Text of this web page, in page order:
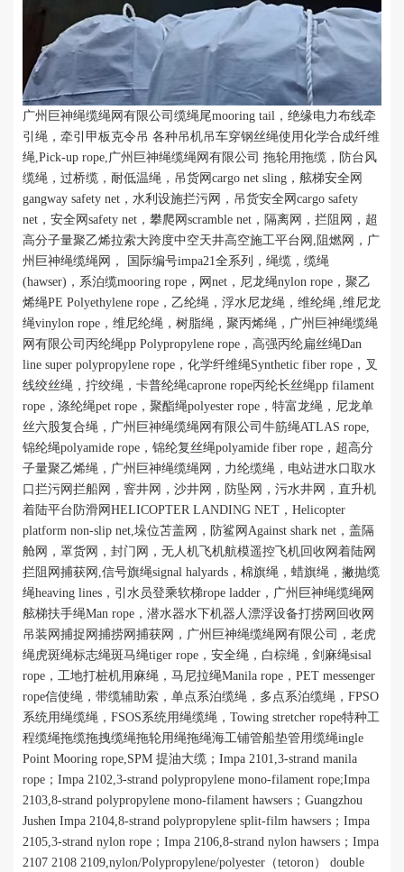
广州巨神绳缆绳网有限公司缆绳尾mooring tail ，绝缘电力布线牵
引绳，牵引甲板克令吊 各种吊机吊车穿钢丝绳使用化学合成纤维
绳 ,Pick-up rope, 广州巨神绳缆绳网有限公司 拖轮用拖缆，防台风
缆绳，过桥缆，耐低温绳，吊货网 cargo net sling ，舷梯安全网
gangway safety net ，水利设施拦污网，吊货安全网 cargo safety
net ，安全网 safety net ，攀爬网 scramble net ，隔离网，拦阻网，超
高分子量聚乙烯拉索大跨度中空天井高空施工平台网 阻燃网，广
州巨神绳缆绳网， 国际编号impa21全系列，绳缆，缆绳
(hawser) ，系泊缆mooring rope ，网 net ，尼龙绳nylon rope ，聚乙
烯绳PE Polyethylene rope ，乙纶绳，浮水尼龙绳，维纶绳 维尼龙
绳vinylon rope ，维尼纶绳，树脂绳，聚丙烯绳，广州巨神绳缆绳
网有限公司丙纶绳pp Polypropylene rope ，高强丙纶扁丝绳Dan
line super polypropylene rope ，化学纤维绳Synthetic fiber rope ，叉
线绞丝绳，拧绞绳，卡普纶绳caprone rope丙纶长丝绳pp filament
rope ，涤纶绳pet rope ，聚酯绳polyester rope ，特富龙绳，尼龙单
丝六股复合绳，广州巨神绳缆绳网有限公司牛筋绳ATLAS rope,
锦纶绳polyamide rope ，锦纶复丝绳polyamide fiber rope ，超高分
子量聚乙烯绳，广州巨神绳缆绳网，力纶缆绳，电站进水口取水
口拦污网拦船网，窨井网，沙井网，防坠网，污水井网，直升机
着陆平台防滑网 HELICOPTER LANDING NET ， Helicopter
platform non-slip net ,垛位苫盖网，防鲨网 Against shark net ， 盖隔
舱网，罩货网，封门网， 无人机飞机航模遥控飞机回收网着陆网
拦阻网捕获网, 信号旗绳signal halyards，棉旗绳，蜡旗绳，撇抛缆
绳heaving lines ，引水员登乘软梯rope ladder ，广州巨神绳缆绳网
舷梯扶手绳Man rope ，潜水器水下机器人漂浮设备打捞网回收网
吊装网捕捉网捕捞网捕获网，广州巨神绳缆绳网有限公司，老虎
绳虎斑绳标志绳斑马绳tiger rope ，安全绳，白棕绳，剑麻绳sisal
rope ，工地打桩机用麻绳，马尼拉绳Manila rope ， PET messenger
rope信使绳，带缆辅助索，单点系泊缆绳，多点系泊缆绳， FPSO
系统用绳缆绳， FSOS 系统用绳缆绳，Towing stretcher rope特种工
程缆绳拖缆拖拽缆绳拖轮用绳拖绳海工铺管船垫管用缆绳ingle
Point Mooring rope ,SPM 提油大缆； Impa 2101,3-strand manila
rope； Impa 2102,3-strand polypropylene mono-filament rope;Impa
2103,8-strand polypropylene mono-filament hawsers； Guangzhou
Jushen Impa 2104,8-strand polypropylene split-film hawsers； Impa
2105,3-strand nylon rope； Impa 2106,8-strand nylon hawsers； Impa
2107 2108 2109,nylon/Polypropylene/polyester（tetoron ） double